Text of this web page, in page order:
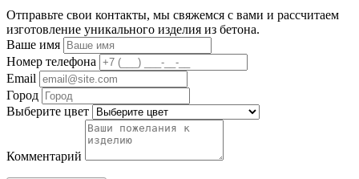
Отправьте свои контакты, мы свяжемся с вами и рассчитаем
изготовление уникального изделия из бетона.
Ваше имя
Номер телефона
Email
Город
Выберите цвет
Комментарий